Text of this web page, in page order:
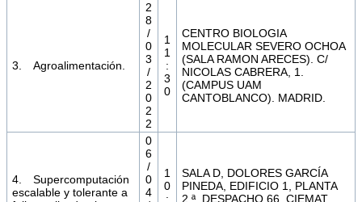
3. Agroalimentación.
2
8
/
0
3
/
2
0
2
2
1
1
:
3
0
CENTRO BIOLOGIA
MOLECULAR SEVERO OCHOA
(SALA RAMON ARECES). C/
NICOLAS CABRERA, 1.
(CAMPUS UAM
CANTOBLANCO). MADRID.
4. Supercomputación
escalable y tolerante a
0
6
/
0
4
1
0
:
SALA D, DOLORES GARCÍA
PINEDA, EDIFICIO 1, PLANTA
2.ª, DESPACHO 66. CIEMAT.